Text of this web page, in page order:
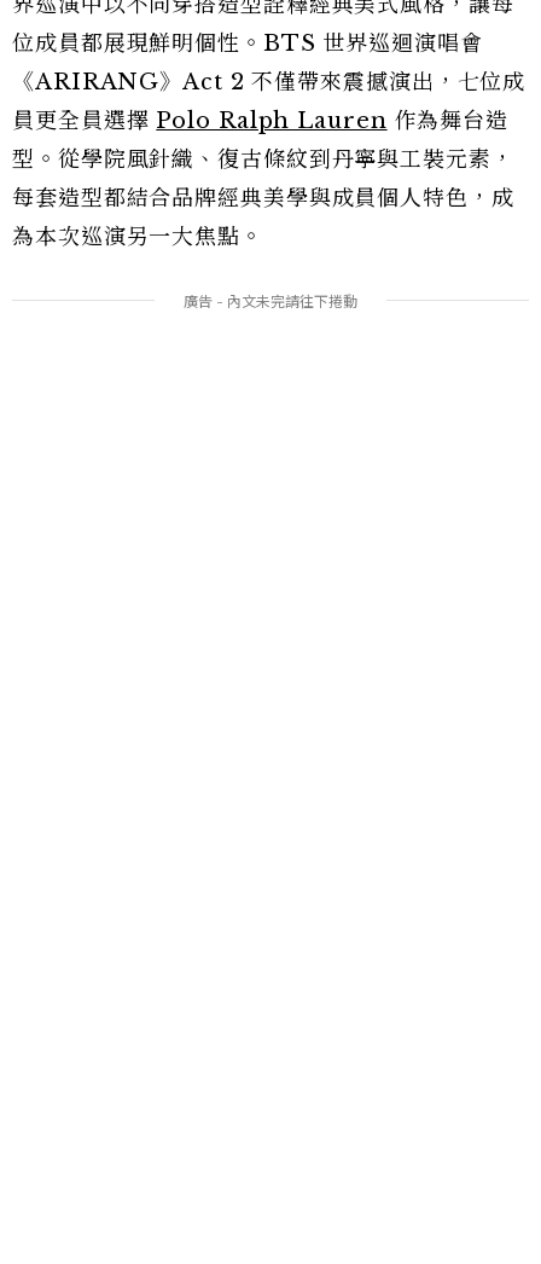
位成員都展現鮮明個性。BTS 世界巡迴演唱會
《ARIRANG》Act 2 不僅帶來震撼演出，七位成
員更全員選擇 Polo Ralph Lauren 作為舞台造
型。從學院風針織、復古條紋到丹寧與工裝元素，
每套造型都結合品牌經典美學與成員個人特色，成
為本次巡演另一大焦點。